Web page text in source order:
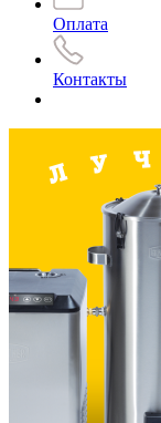
Оплата
Контакты